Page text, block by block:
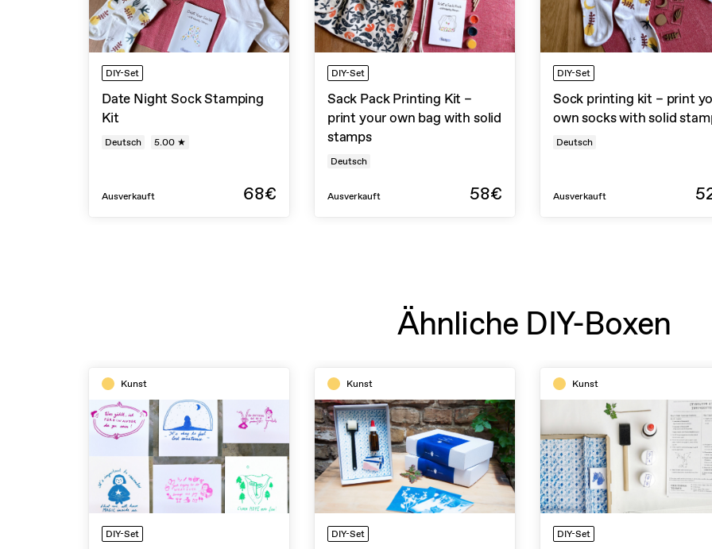
DIY-Set
Date Night Sock Stamping
Kit
Deutsch 5.00 ★
Ausverkauft 68€
DIY-Set
Sack Pack Printing Kit –
print your own bag with solid
stamps
Deutsch
Ausverkauft 58€
DIY-Set
Sock printing kit – print
own socks with solid
Deutsch
Ausverkauft
Ähnliche DIY-Boxen
Kunst
DIY-Set
Kunst
DIY-Set
Kunst
DIY-Set